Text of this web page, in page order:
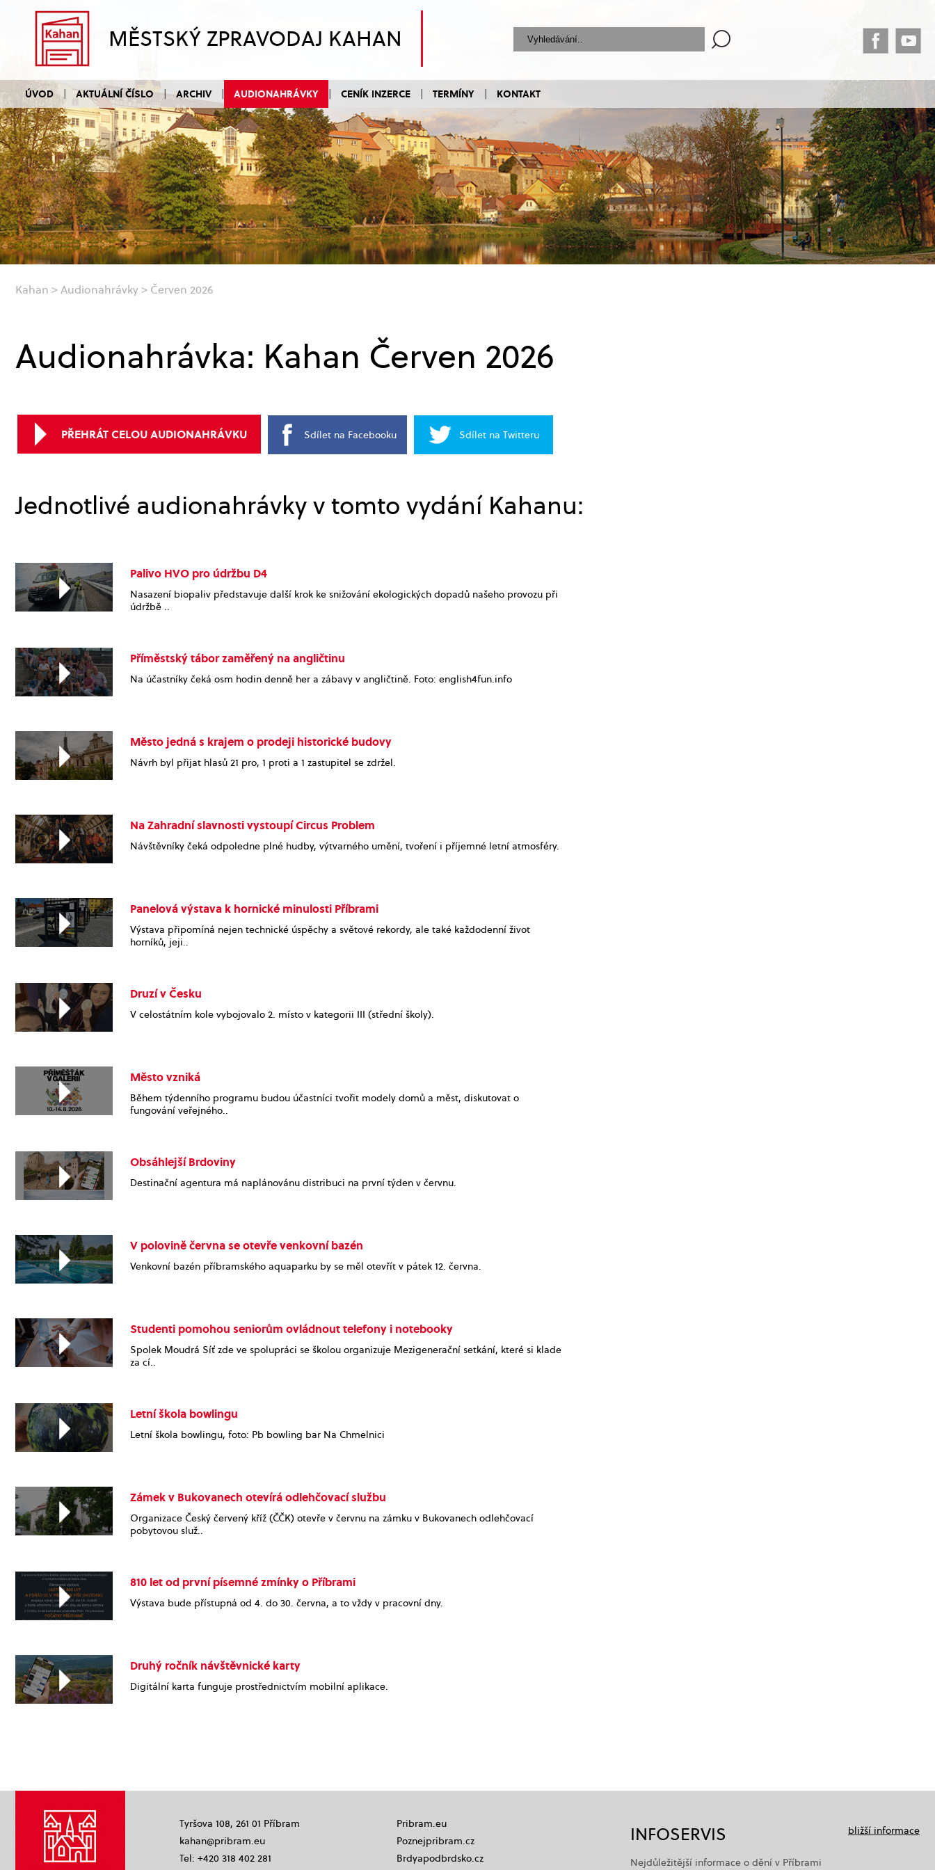
MĚSTSKÝ ZPRAVODAJ KAHAN
ÚVOD AKTUÁLNÍ ČÍSLO ARCHIV AUDIONAHRÁVKY CENÍK INZERCE TERMÍNY KONTAKT
Kahan >Audionahrávky> Červen 2026
Audionahrávka: Kahan Červen 2026
PŘEHRÁT CELOU AUDIONAHRÁVKU Sdílet na Facebooku Sdílet na Twitteru
Jednotlivé audionahrávky v tomto vydání Kahanu:
Palivo HVO pro údržbu D4
Nasazení biopaliv představuje další krok ke snižování ekologických dopadů našeho provozu při
údržbě ..
Příměstský tábor zaměřený na angličtinu
Na účastníky čeká osm hodin denně her a zábavy v angličtině. Foto: english4fun.info
Město jedná s krajem o prodeji historické budovy
Návrh byl přijat hlasů 21 pro, 1 proti a 1 zastupitel se zdržel.
Na Zahradní slavnosti vystoupí Circus Problem
Návštěvníky čeká odpoledne plné hudby, výtvarného umění, tvoření i příjemné letní atmosféry.
Panelová výstava k hornické minulosti Příbrami
Výstava připomíná nejen technické úspěchy a světové rekordy, ale také každodenní život
horníků, jeji..
Druzí v Česku
V celostátním kole vybojovalo 2. místo v kategorii III (střední školy).
Město vzniká
Během týdenního programu budou účastníci tvořit modely domů a měst, diskutovat o
fungování veřejného..
Obsáhlejší Brdoviny
Destinační agentura má naplánovánu distribuci na první týden v červnu.
V polovině června se otevře venkovní bazén
Venkovní bazén příbramského aquaparku by se měl otevřít v pátek 12. června.
Studenti pomohou seniorům ovládnout telefony i notebooky
Spolek Moudrá Síť zde ve spolupráci se školou organizuje Mezigenerační setkání, které si klade
za cí..
Letní škola bowlingu
Letní škola bowlingu, foto: Pb bowling bar Na Chmelnici
Zámek v Bukovanech otevírá odlehčovací službu
Organizace Český červený kříž (ČČK) otevře v červnu na zámku v Bukovanech odlehčovací
pobytovou služ..
810 let od první písemné zmínky o Příbrami
Výstava bude přístupná od 4. do 30. června, a to vždy v pracovní dny.
Druhý ročník návštěvnické karty
Digitální karta funguje prostřednictvím mobilní aplikace.
Tyršova 108, 261 01 Příbram
kahan@pribram.eu
Tel: +420 318 402 281
Pribram.eu
Poznejpribram.cz
Brdyapodbrdsko.cz
INFOSERVIS bližší informace
Nejdůležitější informace o dění v Příbrami